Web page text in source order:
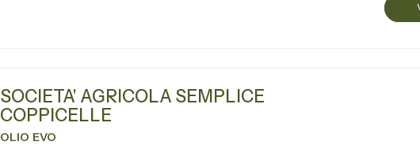
SOCIETA' AGRICOLA SEMPLICE
COPPICELLE
OLIO EVO